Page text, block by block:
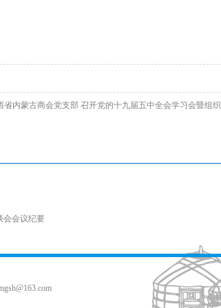
省内蒙古商会党支部 召开党的十九届五中全会学习会暨组织
会会议纪要